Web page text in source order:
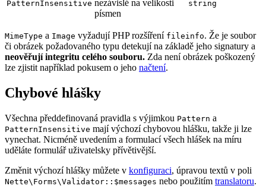
PatternInsensitive nezávislé na velikosti
písmen
string
MimeType a Image vyžadují PHP rozšíření fileinfo. Že je soubor
či obrázek požadovaného typu detekují na základě jeho signatury a
neověřují integritu celého souboru. Zda není obrázek poškozený
lze zjistit například pokusem o jeho načtení.
Chybové hlášky
Všechna předdefinovaná pravidla s výjimkou Pattern a
PatternInsensitive mají výchozí chybovou hlášku, takže ji lze
vynechat. Nicméně uvedením a formulací všech hlášek na míru
uděláte formulář uživatelsky přívětivější.
Změnit výchozí hlášky můžete v konfiguraci, úpravou textů v poli
Nette\Forms\Validator::$messages nebo použitím translatoru.